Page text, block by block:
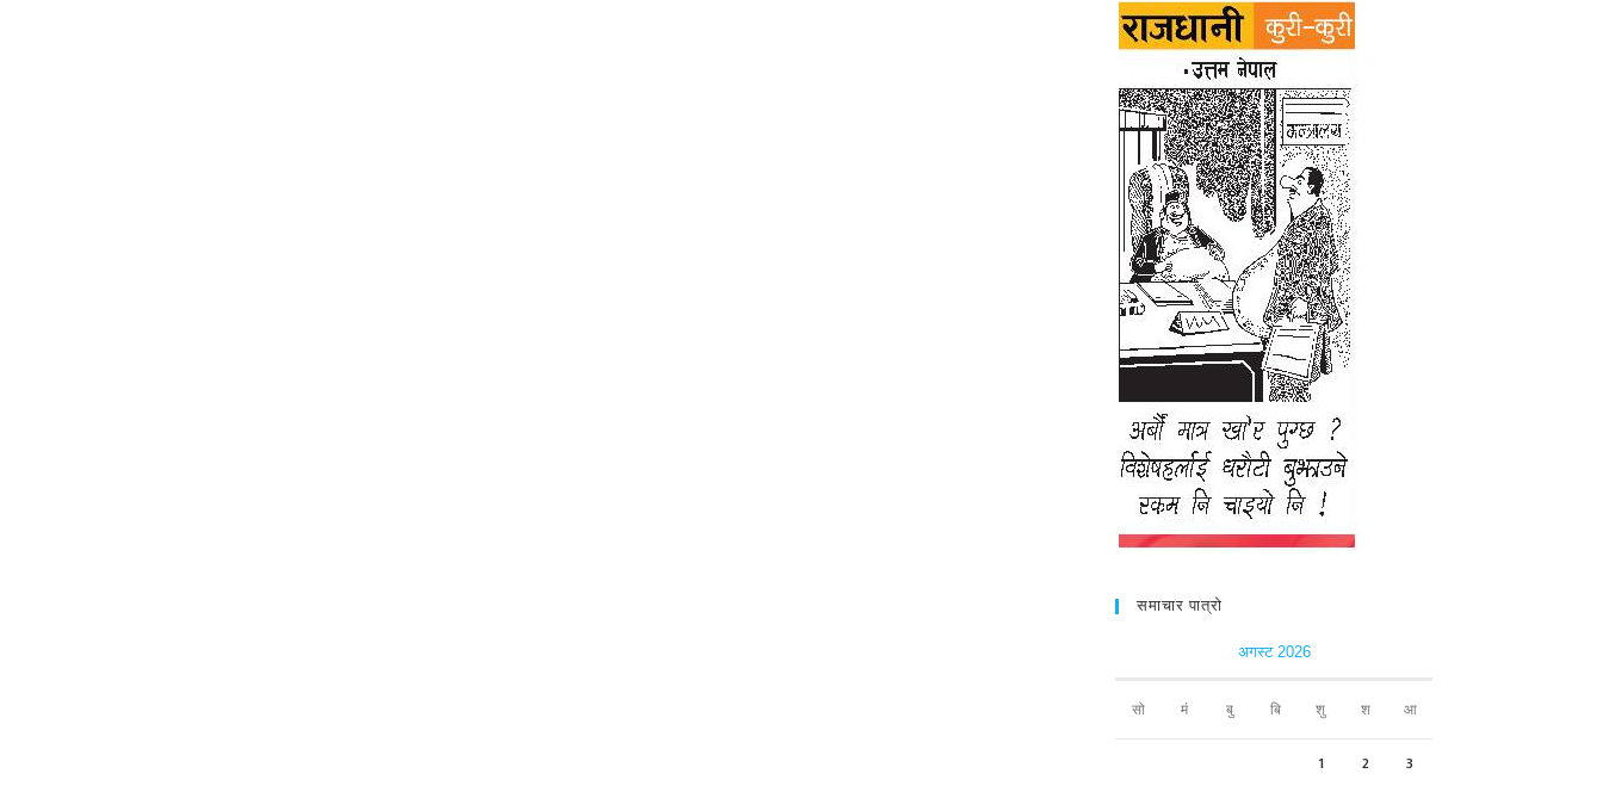
समाचार पात्रो
अगस्ट 2026
सो मं बु बि शु श आ
1 2
3